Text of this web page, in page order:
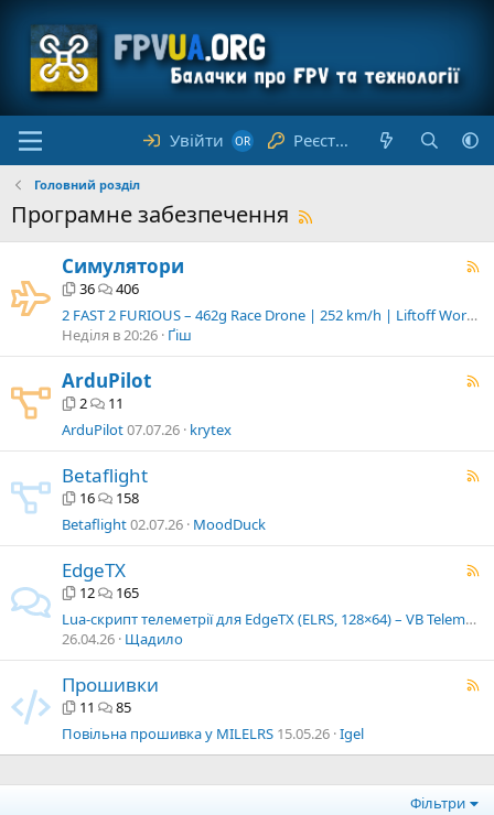
Увійти Реєстрація
Головний розділ
Програмне забезпечення
Симулятори
36
406
2 FAST 2 FURIOUS – 462g Race Drone | 252 km/h | Liftoff Workshop
Неділя в 20:26 Ґіш
ArduPilot
2
11
ArduPilot07.07.26 krytex
Betaflight
16
158
Betaflight02.07.26 MoodDuck
EdgeTX
12
165
Lua-скрипт телеметрії для EdgeTX (ELRS, 128×64) – VB Telemetry
26.04.26 Щадило
Прошивки
11
85
Повільна прошивка у MILELRS 15.05.26 Igel
Фільтри